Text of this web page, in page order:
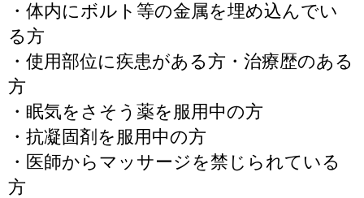
・体内にボルト等の金属を埋め込んでい
る方
・使用部位に疾患がある方・治療歴のある
方
・眠気をさそう薬を服用中の方
・抗凝固剤を服用中の方
・医師からマッサージを禁じられている
方